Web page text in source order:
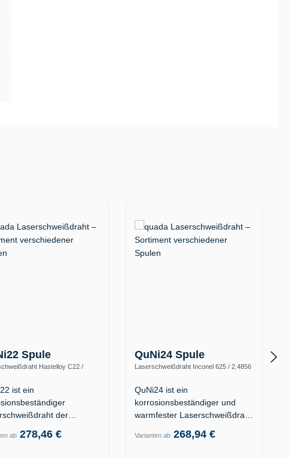
Spule
Hastelloy C22 /
ist ein
der
ab 278,46 €
QuNi24 Spule
Laserschweißdraht Inconel 625 / 2.4856
QuNi24 ist ein
korrosionsbeständiger und
warmfester Laserschweißdraht
Varianten ab 268,94 €